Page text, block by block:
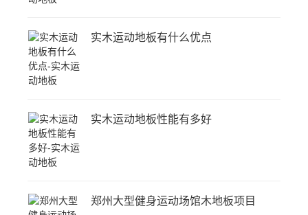
实木运动地板有什么优点
实木运动地板性能有多好
郑州大型健身运动场馆木地板项目